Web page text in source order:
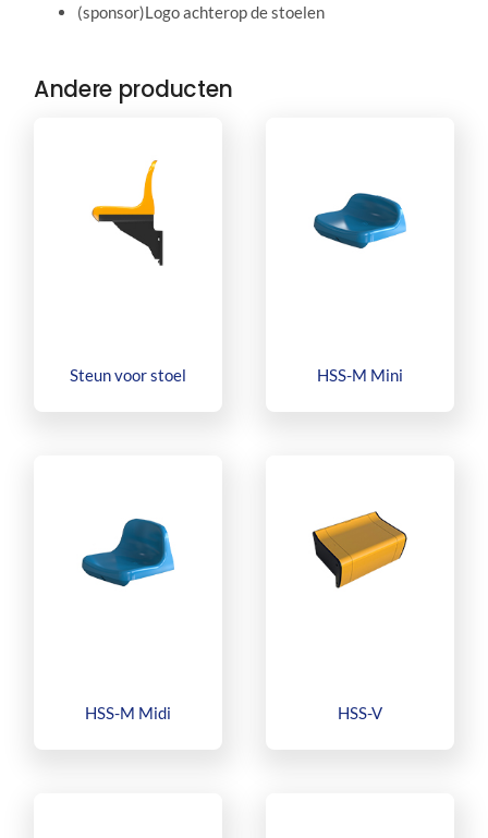
(sponsor)Logo achterop de stoelen
Andere producten
Steun voor stoel HSS-M Mini
HSS-M Midi HSS-V